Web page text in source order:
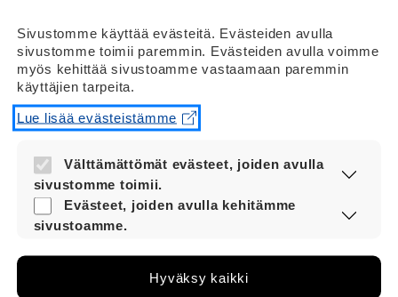
Velipuolilla on yleensä yksi yhteinen
biologinen vanhempi.
Eli velipuolilla voi olla vaikkapa yhteinen
biologinen äiti, mutta eri isät.
Siirry Vernerin yleispuolelle
Sivustomme käyttää evästeitä. Evästeiden avulla
sivustomme toimii paremmin. Evästeiden avulla voimme
myös kehittää sivustoamme vastaamaan paremmin
käyttäjien tarpeita.
Lue lisää evästeistämme
Välttämättömät evästeet, joiden avulla
sivustomme toimii.
Nämä evästeet ovat aina käytössä, jotta
sivustoamme voi käyttää sujuvasti ja
Evästeet, joiden avulla kehitämme
sivustoamme.
voimme kehittää sivustoamme vastaamaan
Hyväksy kaikki